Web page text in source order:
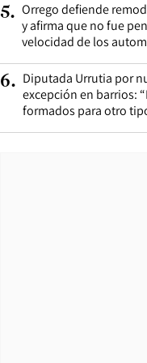
5. Orrego defiende
y afirma que no fue
velocidad de los
6. Diputada Urrutia por
excepción en barrios:
formados para otro